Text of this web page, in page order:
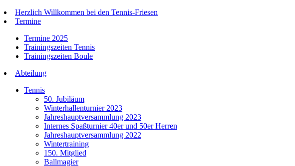
Herzlich Willkommen bei den Tennis-Friesen
Termine
Termine 2025
Trainingszeiten Tennis
Trainingszeiten Boule
Abteilung
Tennis
50. Jubiläum
Winterhallenturnier 2023
Jahreshauptversammlung 2023
Internes Spaßturnier 40er und 50er Herren
Jahreshauptversammlung 2022
Wintertraining
150. Mitglied
Ballmagier